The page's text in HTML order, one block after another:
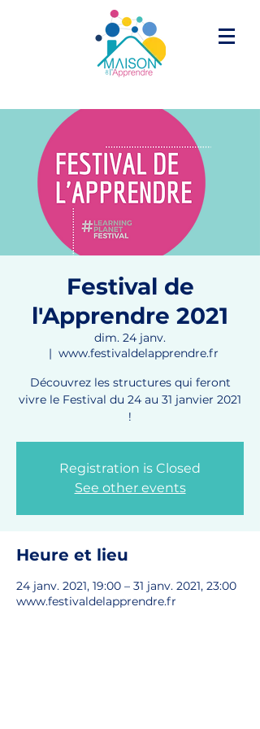
Festival de
l'Apprendre 2021
dim. 24 janv.
  |
www.festivaldelapprendre.fr
Découvrez les structures qui feront
vivre le Festival du 24 au 31 janvier 2021
!
Registration is Closed
See other events
Heure et lieu
24 janv. 2021, 19:00 – 31 janv. 2021, 23:00
www.festivaldelapprendre.fr